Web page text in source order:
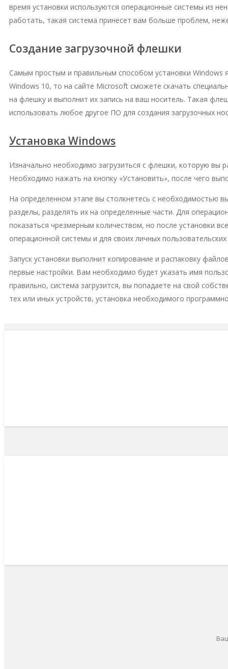
время установки используются операционные системы из
работать, такая система принесет вам больше проблем,
Создание загрузочной флешки
Самым простым и правильным способом установки Windows
Windows 10, то на сайте Microsoft сможете скачать
на флешку и выполнит их запись на ваш носитель. Такая
использовать любое другое ПО для создания загрузочных
Установка Windows
Изначально необходимо загрузиться с флешки, которую вы
Необходимо нажать на кнопку «Установить», после чего
На определенном этапе вы столкнетесь с необходимостью
разделы, разделять их на определенные части. Для
показаться чрезмерным количеством, но после установки
операционной системы и для своих личных
Запуск установки выполнит копирование и распаковку
первые настройки. Вам необходимо будет указать имя
правильно, система загрузится, вы попадаете на свой
тех или иных устройств, установка необходимого